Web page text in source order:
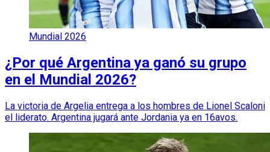
Mundial 2026
¿Por qué Argentina ya ganó su grupo
en el Mundial 2026?
La victoria de Argelia entrega a los hombres de Lionel Scaloni
el liderato. Argentina jugará ante Jordania ya en 16avos.